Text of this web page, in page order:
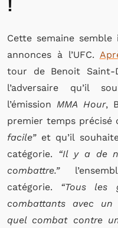
!
Cette semaine
annonces à l’UFC.
tour de Benoit Saint-
l’adversaire qu’il
l’émissionMMA Hour,
premier temps précisé
facile”et qu’il
catégorie. “Il y a de
combattre.”
catégorie. “Tous les
combattants avec un
quel combat contre